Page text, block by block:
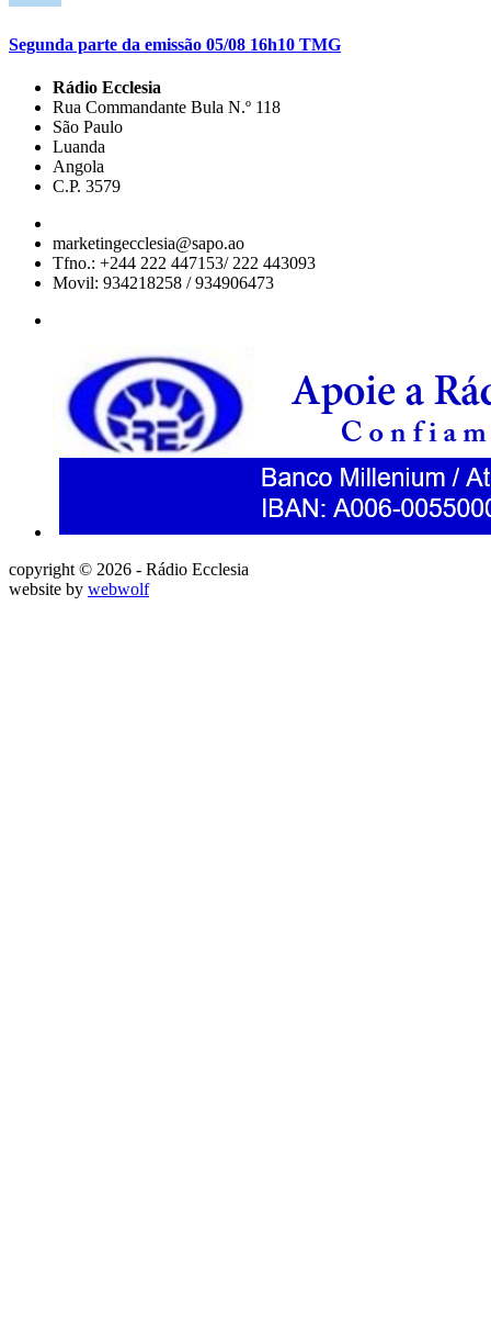
Segunda parte da emissão 05/08 16h10 TMG
Rádio Ecclesia
Rua Commandante Bula N.º 118
São Paulo
Luanda
Angola
C.P. 3579
marketingecclesia@sapo.ao
Tfno.: +244 222 447153/ 222 443093
Movil: 934218258 / 934906473
copyright © 2026 - Rádio Ecclesia
website by webwolf